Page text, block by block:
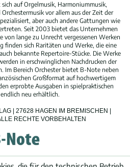
auf Orgelmusik, Harmoniummusik,
vor allem aus der Zeit der
aber auch andere Gattungen wie
Seit 2003 bietet das Unternehmen
von lange zu Unrecht vergessenen Werken
finden sich Raritäten und Werke, die eine
bekannte Repertoire-Stücke. Die Werke
in erschwinglichen Nachdrucken der
Im Bereich Orchester bietet B-Note neben
Großformat auf hochwertigem
erprobte Ausgaben in spielpraktischen
neu erhältlich.
| 27628 HAGEN IM BREMISCHEN |
RECHTE VORBEHALTEN